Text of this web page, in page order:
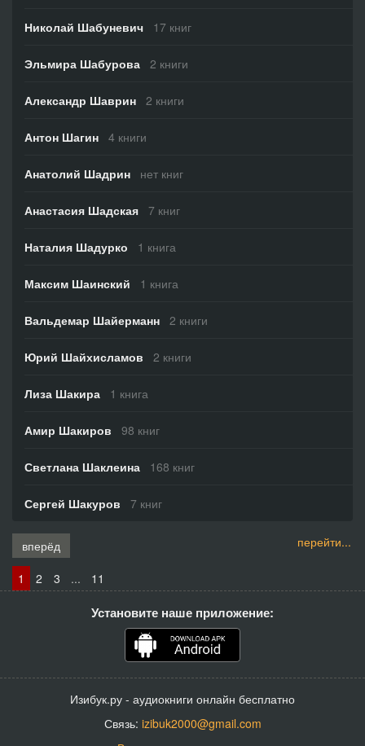
Николай Шабуневич 17 книг
Эльмира Шабурова 2 книги
Александр Шаврин 2 книги
Антон Шагин 4 книги
Анатолий Шадрин нет книг
Анастасия Шадская 7 книг
Наталия Шадурко 1 книга
Максим Шаинский 1 книга
Вальдемар Шайерманн 2 книги
Юрий Шайхисламов 2 книги
Лиза Шакира 1 книга
Амир Шакиров 98 книг
Светлана Шаклеина 168 книг
Сергей Шакуров 7 книг
перейти...
вперёд
1
2 3 ... 11
Установите наше приложение:
Изибук.ру - аудиокниги онлайн бесплатно
Связь: izibuk2000@gmail.com